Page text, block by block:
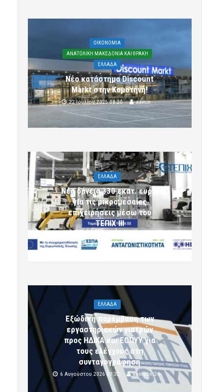
OIKONOMIA
ΑΝΑΤΟΛΙΚΗ ΜΑΚΕΔΟΝΙΑ ΚΑΙ ΘΡΑΚΗ
ΕΛΛΑΔΑ
Νέο κατάστημα Discount
Markt στην Κομοτηνή!
22 Ιουλίου 2025 08:20 admin
ΕΛΛΑΔΑ
Νέα δάνεια 330 εκατ. ευρώ
για τις μικρομεσαίες
επιχειρήσεις μέσω του
ΤΕΠΙΧ ΙΙΙ
ΕΛΛΑΔΑ
Εξώδικη παρέμβαση των
εργαστηριακών γιατρών
προς ΗΔΙΚΑ και ΕΟΠΥΥ για
τους ελέγχους στη
συνταγογράφηση
6 Αυγούστου 2026 09:32 komotini24